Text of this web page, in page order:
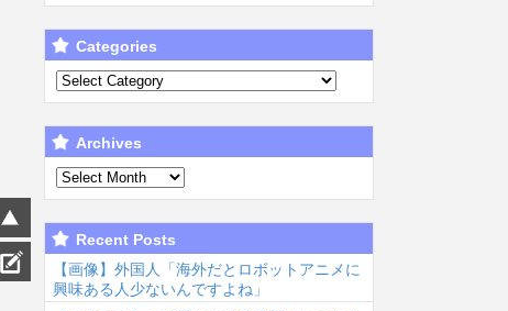
Categories
Archives
Recent Posts
【画像】外国人「海外だとロボットアニメに
興味ある人少ないんですよね」